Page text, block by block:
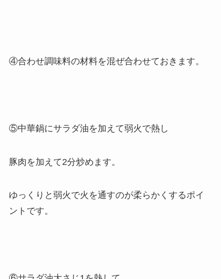
④合わせ調味料の材料を混ぜ合わせておきます。
⑤中華鍋にサラダ油を加えて弱火で熱し
豚肉を加えて2分炒めます。
ゆっくりと弱火で火を通すのが柔らかくするポイ
ントです。